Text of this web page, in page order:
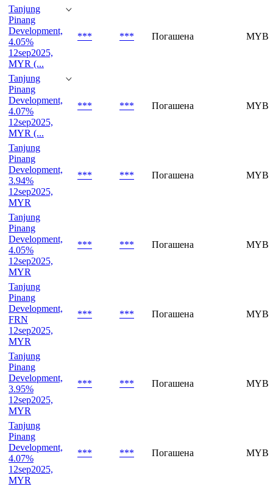
Tanjung
Pinang
Development,
4.05%
12sep2025,
MYR (...
*** *** Погашена
Tanjung
Pinang
Development,
4.07%
12sep2025,
MYR (...
*** *** Погашена
Tanjung
Pinang
Development,
3.94%
12sep2025,
MYR
*** *** Погашена
Tanjung
Pinang
Development,
4.05%
12sep2025,
MYR
*** *** Погашена
Tanjung
Pinang
Development,
FRN
12sep2025,
MYR
*** *** Погашена
Tanjung
Pinang
Development,
3.95%
12sep2025,
MYR
*** *** Погашена
Tanjung
Pinang
Development,
4.07%
12sep2025,
MYR
*** *** Погашена